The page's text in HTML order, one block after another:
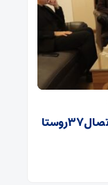
توسعه زیرساخت‌های ارتباطی میامی با اتصال ۳۷ روستا